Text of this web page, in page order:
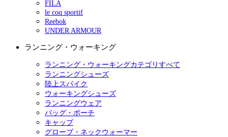
FILA
le coq sportif
Reebok
UNDER ARMOUR
ランニング・ウォーキング
ランニング・ウォーキングカテゴリすべて
ランニングシューズ
陸上スパイク
ウォーキングシューズ
ランニングウェア
バッグ・ポーチ
キャップ
グローブ・ネックウォーマー